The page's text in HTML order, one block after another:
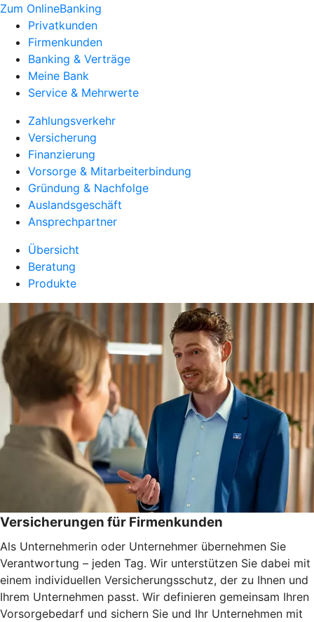
Zum OnlineBanking
Privatkunden
Firmenkunden
Banking & Verträge
Meine Bank
Service & Mehrwerte
Zahlungsverkehr
Versicherung
Finanzierung
Vorsorge & Mitarbeiterbindung
Gründung & Nachfolge
Auslandsgeschäft
Ansprechpartner
Übersicht
Beratung
Produkte
Versicherungen für Firmenkunden
Als Unternehmerin oder Unternehmer übernehmen Sie
Verantwortung – jeden Tag. Wir unterstützen Sie dabei mit
einem individuellen Versicherungsschutz, der zu Ihnen und
Ihrem Unternehmen passt. Wir definieren gemeinsam Ihren
Vorsorgebedarf und sichern Sie und Ihr Unternehmen mit